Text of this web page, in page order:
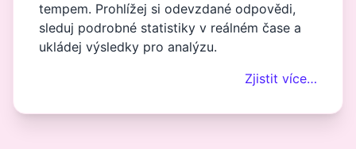
tempem. Prohlížej si odevzdané odpovědi,
sleduj podrobné statistiky v reálném čase a
ukládej výsledky pro analýzu.
Zjistit více…